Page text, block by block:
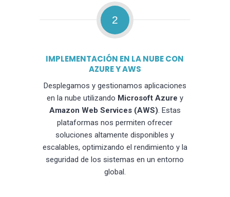
2
IMPLEMENTACIÓN EN LA NUBE CON
AZURE Y AWS
Desplegamos y gestionamos aplicaciones
en la nube utilizando Microsoft Azure y
Amazon Web Services (AWS). Estas
plataformas nos permiten ofrecer
soluciones altamente disponibles y
escalables, optimizando el rendimiento y la
seguridad de los sistemas en un entorno
global.